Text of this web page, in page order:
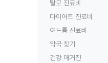
탈모 진료비
다이어트 진료비
여드름 진료비
약국 찾기
건강 매거진